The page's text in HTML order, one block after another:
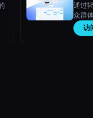
通过
众群
访